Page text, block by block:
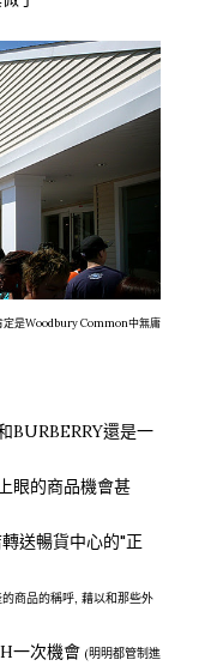
定是Woodbury Common中無庸
BURBERRY還是一
眼的商品機會甚
送暢貨中心的"正
商品的稱呼, 藉以和那些外
一次機會 (明明都管制進